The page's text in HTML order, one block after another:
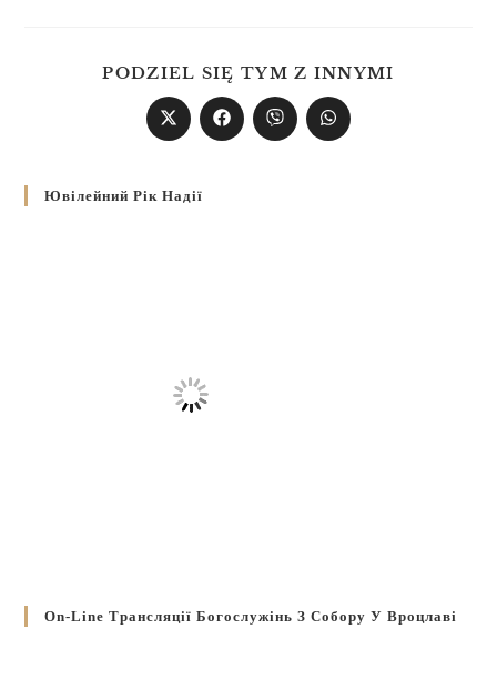
PODZIEL SIĘ TYM Z INNYMI
Ювілейний Рік Надії
On-Line Трансляції Богослужінь З Собору У Вроцлаві